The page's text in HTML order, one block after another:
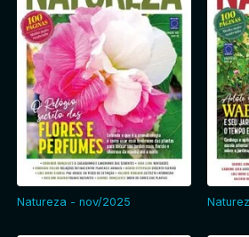
Natureza - nov/2025